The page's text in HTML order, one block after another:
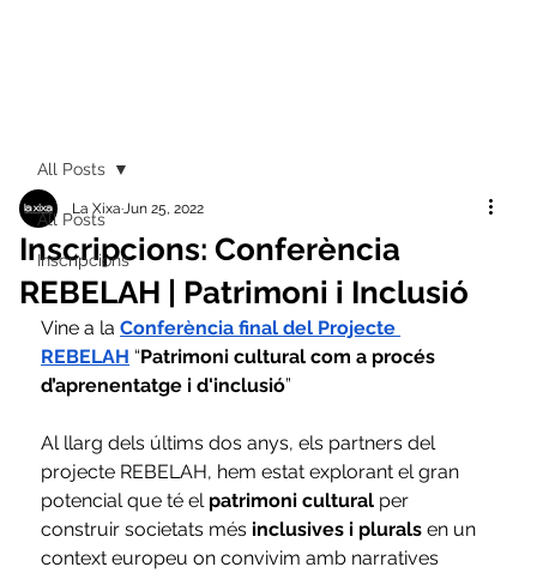
All Posts
Inscripcions
All Posts
Inscripcions: Conferència
REBELAH | Patrimoni i Inclusió
La XixaJun 25, 2022
Vine a la Conferència final del Projecte
REBELAH “Patrimoni cultural com a procés
d’aprenentatge i d'inclusió”
Al llarg dels últims dos anys, els partners del
projecte REBELAH, hem estat explorant el gran
potencial que té el patrimoni cultural per
construir societats més inclusives i plurals en un
context europeu on convivim amb narratives